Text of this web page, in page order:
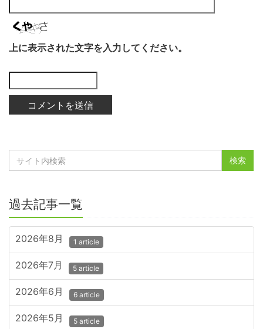
上に表示された文字を入力してください。
過去記事一覧
2026年8月 1 article
2026年7月 5 article
2026年6月 6 article
2026年5月 5 article